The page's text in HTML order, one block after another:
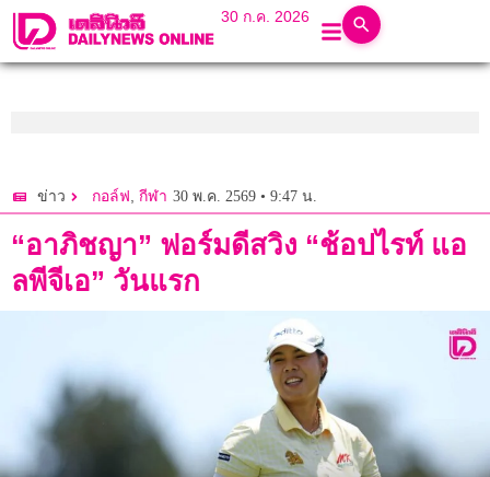
30 ก.ค. 2026
ข่าว กอล์ฟ , กีฬา 30 พ.ค. 2569 • 9:47 น.
“อาภิชญา” ฟอร์มดีสวิง “ช้อปไรท์ แอ
ลพีจีเอ” วันแรก